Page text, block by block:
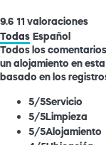
9.6 11 valoraciones
Todas Español
Todos los
un alojamiento en
basado en los
5/5Servicio
5/5Limpieza
5/5Alojamiento